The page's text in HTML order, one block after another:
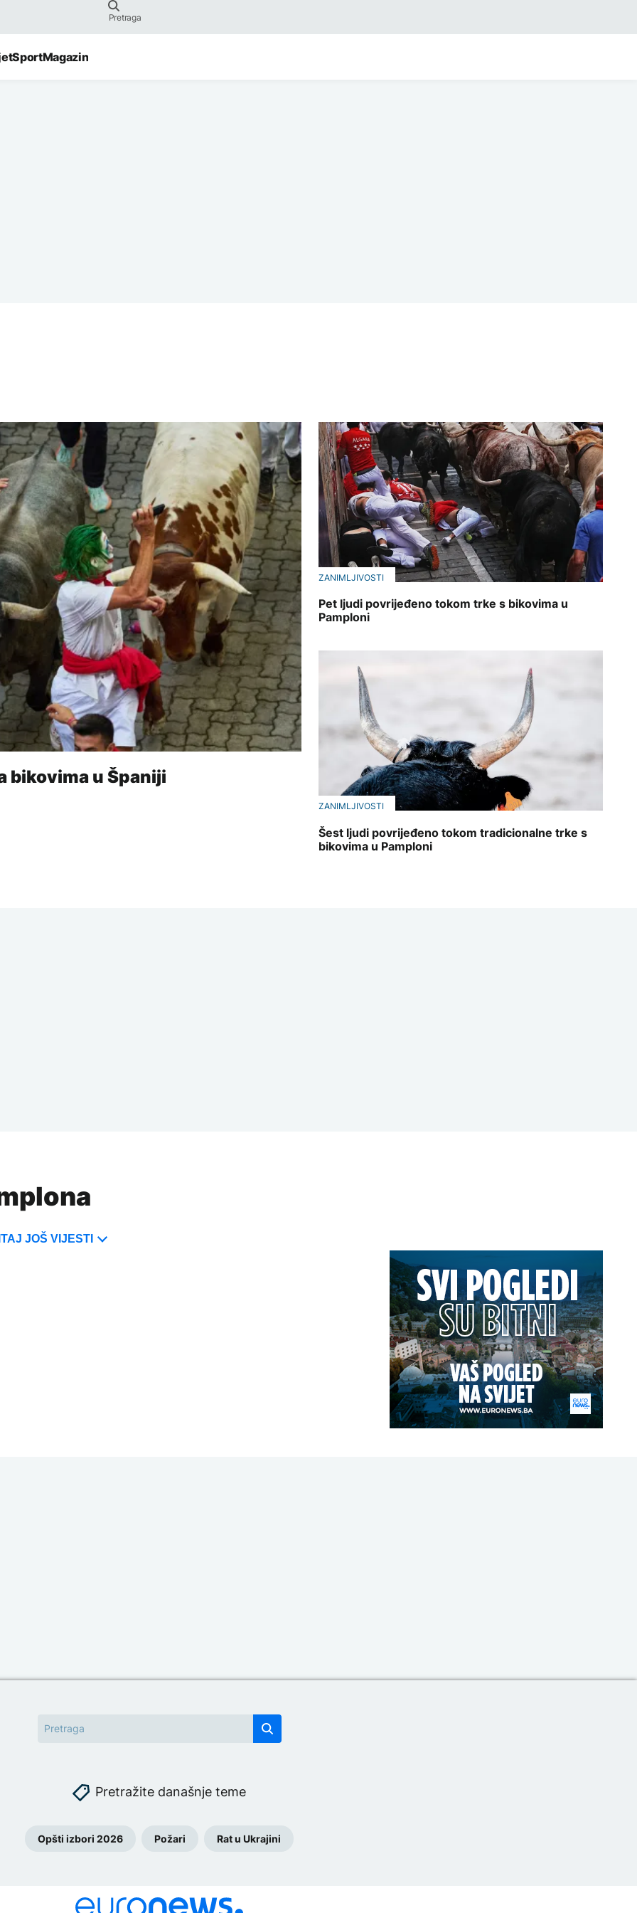
SportMagazin
bikovima u Španiji
ZANIMLJIVOSTI
Pet ljudi povrijeđeno tokom trke s bikovima u
Pamploni
ZANIMLJIVOSTI
Šest ljudi povrijeđeno tokom tradicionalne trke s
bikovima u Pamploni
JOŠ VIJESTI
Pretražite današnje teme
Opšti izbori 2026 Požari Rat u Ukrajini